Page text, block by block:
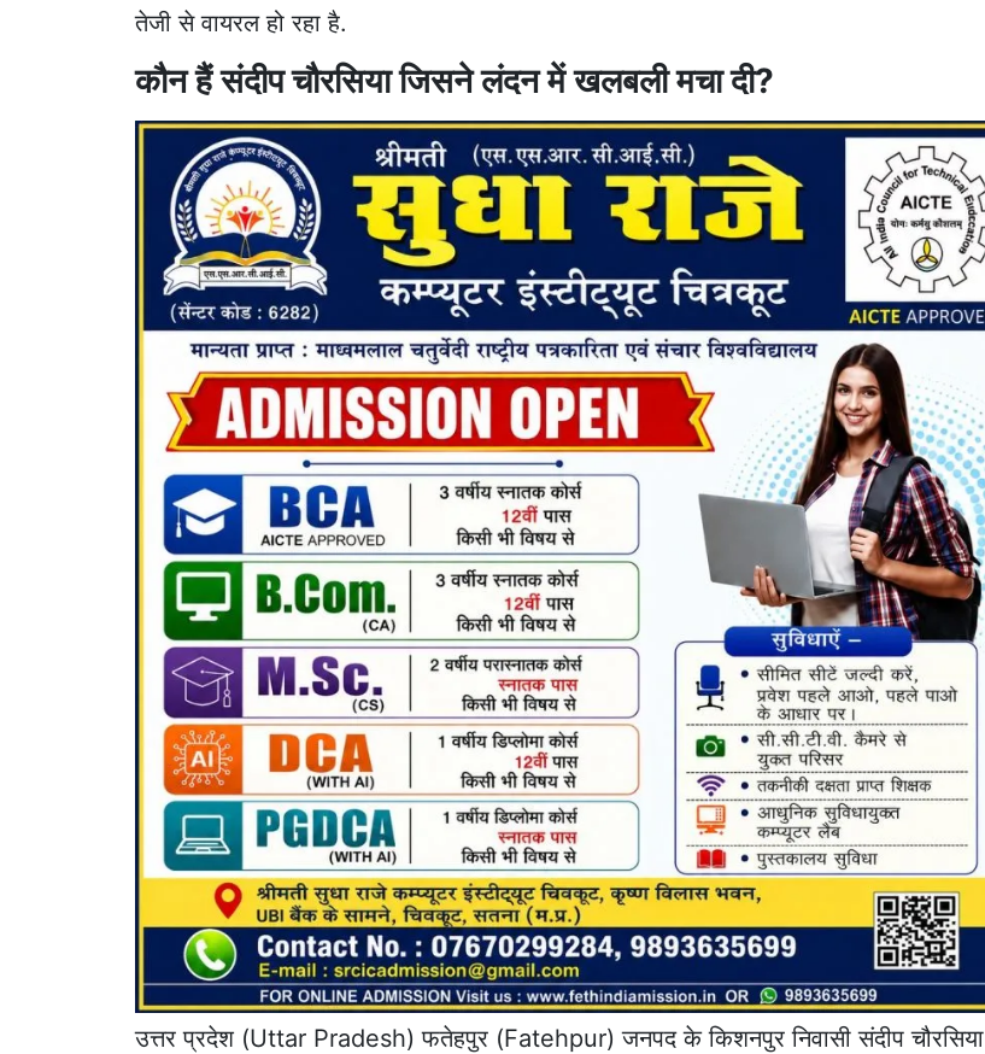
तेजी से वायरल हो रहा है.
कौन हैं संदीप चौरसिया जिसने लंदन में खलबली मचा दी?
उत्तर प्रदेश (Uttar Pradesh)फतेहपुर (Fatehpur) जनपद के किशनपुर निवासी संदीप चौरसिया